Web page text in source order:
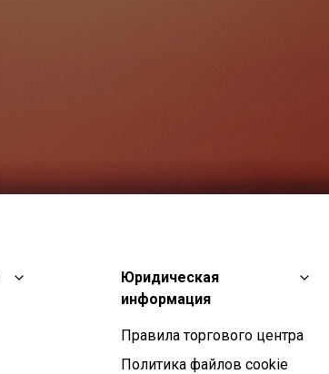
Юридическая
информация
Правила торгового центра
Политика файлов cookie